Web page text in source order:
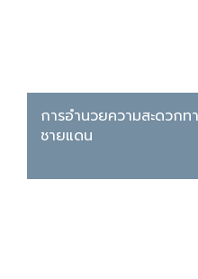
การอำนวยความสะดวก
ชายแดน